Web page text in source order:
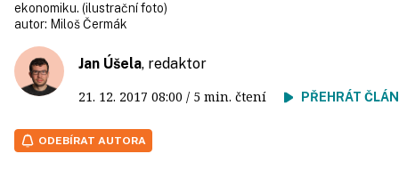
ekonomiku. (ilustrační foto)
autor: Miloš Čermák
Jan Úšela, redaktor
21. 12. 2017 08:00 / 5 min. čtení PŘEHRÁT
ODEBÍRAT AUTORA